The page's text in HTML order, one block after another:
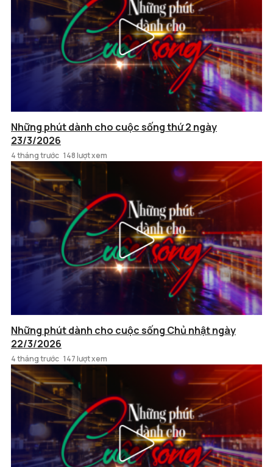
Những phút dành cho cuộc sống thứ 2 ngày
23/3/2026
4 tháng trước 148 lượt xem
Những phút dành cho cuộc sống Chủ nhật ngày
22/3/2026
4 tháng trước 147 lượt xem